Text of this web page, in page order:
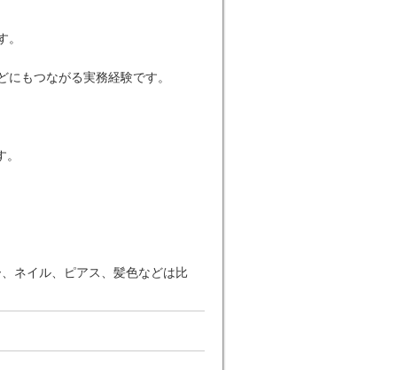
もつながる実務経験です。
ネイル、ピアス、髪色などは比